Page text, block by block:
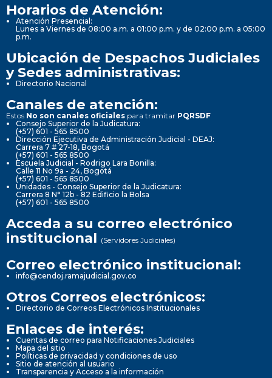
Horarios de Atención:
Atención Presencial:
Lunes a Viernes de 08:00 a.m. a 01:00 p.m. y de 02:00 p.m. a 05:00
p.m.
Ubicación de Despachos Judiciales
y Sedes administrativas:
Directorio Nacional
Canales de atención:
Estos No son canales oficiales para tramitar PQRSDF
Consejo Superior de la Judicatura:
(+57) 601 - 565 8500
Dirección Ejecutiva de Administración Judicial - DEAJ:
Carrera 7 # 27-18, Bogotá
(+57) 601 - 565 8500
Escuela Judicial - Rodrigo Lara Bonilla:
Calle 11 No 9a - 24, Bogotá
(+57) 601 - 565 8500
Unidades - Consejo Superior de la Judicatura:
Carrera 8 N° 12b - 82 Edificio la Bolsa
(+57) 601 - 565 8500
Acceda a su correo electrónico
institucional (Servidores Judiciales)
Correo electrónico institucional:
info@cendoj.ramajudicial.gov.co
Otros Correos electrónicos:
Directorio de Correos Electrónicos Institucionales
Enlaces de interés:
Cuentas de correo para Notificaciones Judiciales
Mapa del sitio
Políticas de privacidad y condiciones de uso
Sitio de atención al usuario
Transparencia y Acceso a la información